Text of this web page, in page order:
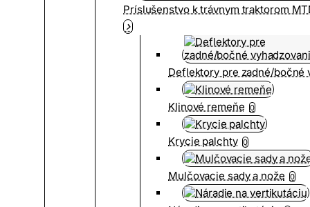
Príslušenstvo k trávnym traktorom
Deflektory pre zadné/bočné
Klinové remeňe 0
Krycie palchty 0
Mulčovacie sady a nože 0